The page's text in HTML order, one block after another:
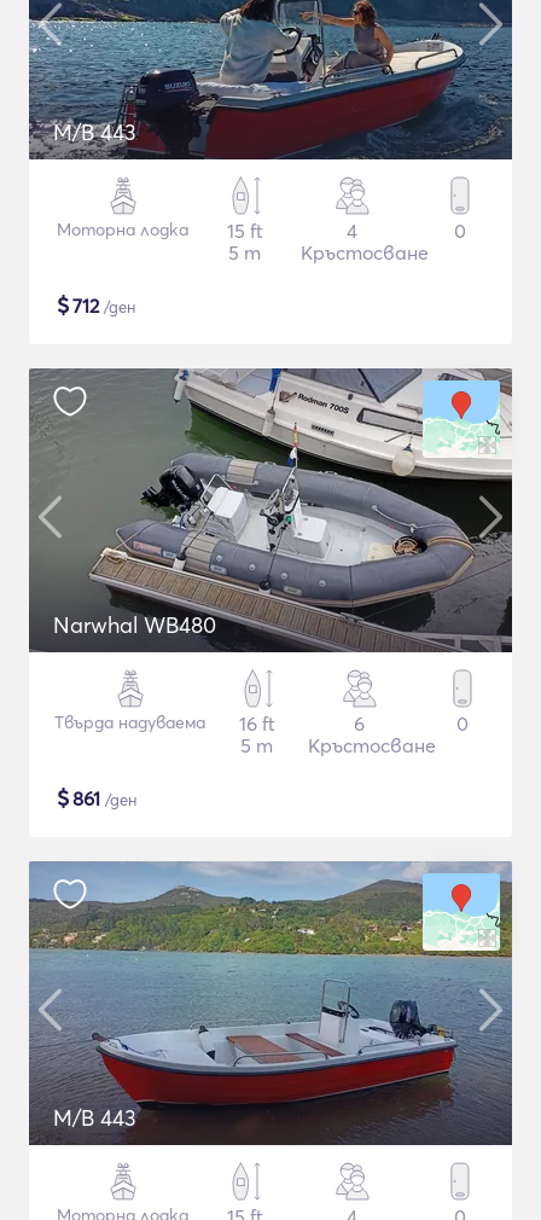
M/B 443
Моторна лодка
15 ft
5 m
4
Кръстосване
0
$712/ден
Narwhal WB480
Твърда надуваема
16 ft
5 m
6
Кръстосване
0
$861 /ден
M/B 443
Моторна лодка